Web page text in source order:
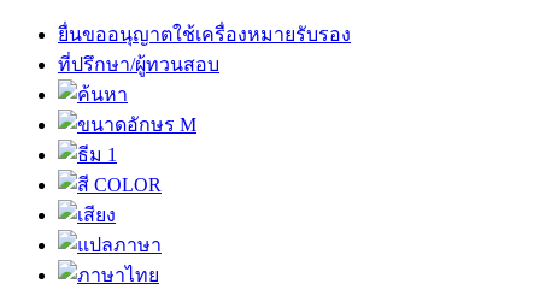
ยื่นขออนุญาตใช้เครื่องหมายรับรอง
ที่ปรึกษา/ผู้ทวนสอบ